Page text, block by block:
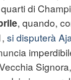
di
, quando,
, si disputerà